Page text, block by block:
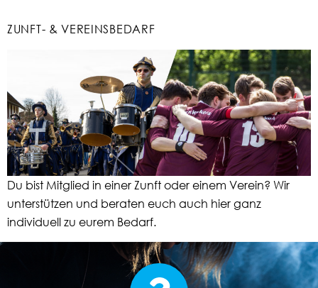
ZUNFT- & VEREINSBEDARF
Du bist Mitglied in einer Zunft oder einem Verein? Wir
unterstützen und beraten euch auch hier ganz
individuell zu eurem Bedarf.